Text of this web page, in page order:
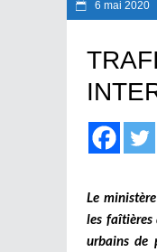
6 mai 2020
Le
les faîtières
urbains de